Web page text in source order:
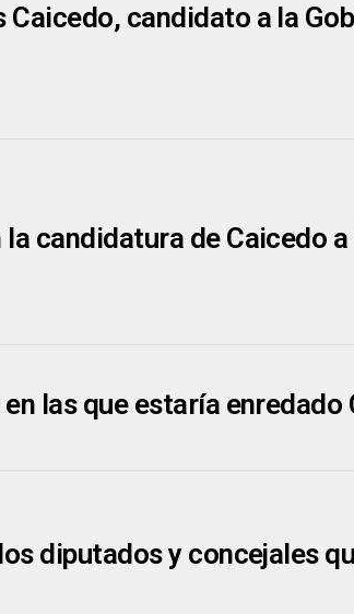
Caicedo, candidato a la
candidatura de Caicedo
las que estaría enredado
diputados y concejales